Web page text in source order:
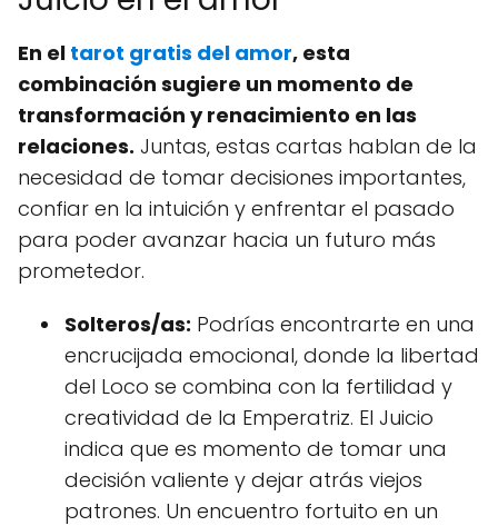
En el tarot gratis del amor, esta
combinación sugiere un momento de
transformación y renacimiento en las
relaciones. Juntas, estas cartas hablan de la
necesidad de tomar decisiones importantes,
confiar en la intuición y enfrentar el pasado
para poder avanzar hacia un futuro más
prometedor.
Solteros/as: Podrías encontrarte en una
encrucijada emocional, donde la libertad
del Loco se combina con la fertilidad y
creatividad de la Emperatriz. El Juicio
indica que es momento de tomar una
decisión valiente y dejar atrás viejos
patrones. Un encuentro fortuito en un